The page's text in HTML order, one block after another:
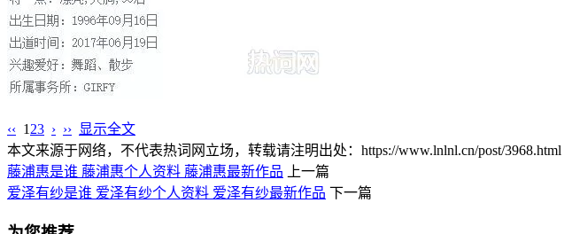
‹‹ 1 23 › ›› 显示全文
本文来源于网络，不代表热词网立场，转载请注明出处：https://www.lnlnl.cn/post/3968.html
藤浦惠是谁 藤浦惠个人资料 藤浦惠最新作品
上一篇
爱泽有纱是谁 爱泽有纱个人资料 爱泽有纱最新作品 下一篇